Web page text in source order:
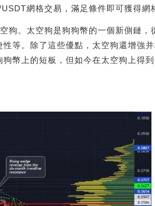
網格交易，滿足條件即可獲得網
狗。太空狗是狗狗幣的一個新側鏈，
等。除了這些優點，太空狗還增強
幣上的短板，但如今在太空狗上得